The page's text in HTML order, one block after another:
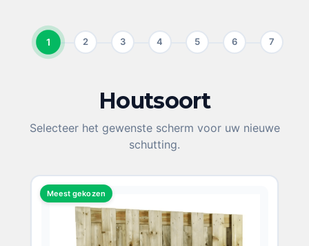
1 2 3 4 5 6 7
KIES UW HOUTSOORTHoutsoort
Selecteer het gewenste scherm voor uw nieuwe
schutting.
Meest gekozen